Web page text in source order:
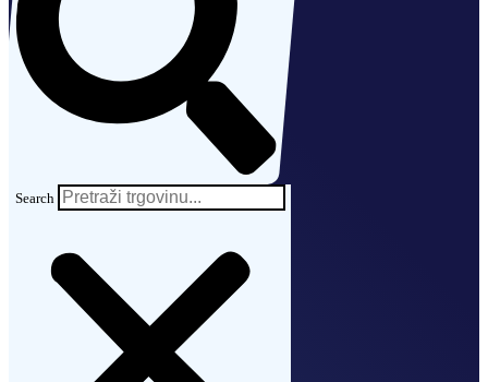
Search